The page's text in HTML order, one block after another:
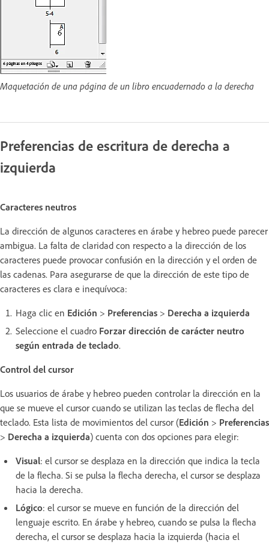
Maquetación de una página de un libro encuadernado a la derecha
Preferencias de escritura de derecha a
izquierda
Caracteres neutros
La dirección de algunos caracteres en árabe y hebreo puede parecer
ambigua. La falta de claridad con respecto a la dirección de los
caracteres puede provocar confusión en la dirección y el orden de
las cadenas. Para asegurarse de que la dirección de este tipo de
caracteres es clara e inequívoca:
Haga clic en Edición > Preferencias > Derecha a izquierda
Seleccione el cuadro Forzar dirección de carácter neutro
según entrada de teclado.
Control del cursor
Los usuarios de árabe y hebreo pueden controlar la dirección en la
que se mueve el cursor cuando se utilizan las teclas de flecha del
teclado. Esta lista de movimientos del cursor (Edición > Preferencias
> Derecha a izquierda) cuenta con dos opciones para elegir:
Visual: el cursor se desplaza en la dirección que indica la tecla
de la flecha. Si se pulsa la flecha derecha, el cursor se desplaza
hacia la derecha.
Lógico: el cursor se mueve en función de la dirección del
lenguaje escrito. En árabe y hebreo, cuando se pulsa la flecha
derecha, el cursor se desplaza hacia la izquierda (hacia el